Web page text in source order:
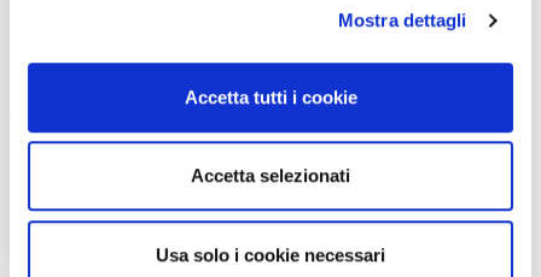
Mostra dettagli
Accetta tutti i cookie
Accetta selezionati
Usa solo i cookie necessari
Tramite l’applicazione per smartphone Decathlon Ride dove è
velocità, distanza percorsa e autonomia
relativi alla pedalata.
presso gli store Decathlon a 44,99 Euro al mese con un impegno
minimo di 12 mesi.